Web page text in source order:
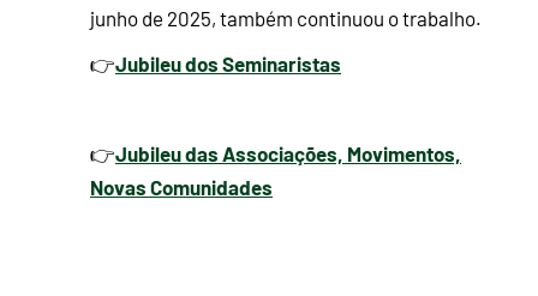
junho de 2025, também continuou o trabalho.
👉Jubileu dos Seminaristas
👉Jubileu das Associações, Movimentos,
Novas Comunidades